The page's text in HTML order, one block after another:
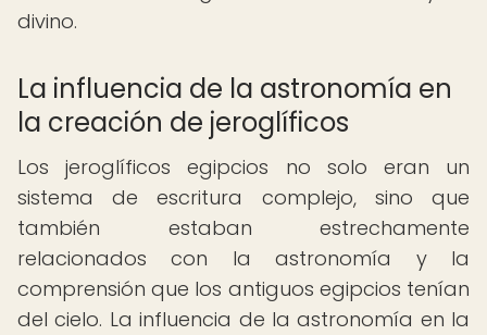
divino.
La influencia de la astronomía en
la creación de jeroglíficos
Los jeroglíficos egipcios no solo eran un
sistema de escritura complejo, sino que
también estaban estrechamente
relacionados con la astronomía y la
comprensión que los antiguos egipcios tenían
del cielo. La influencia de la astronomía en la